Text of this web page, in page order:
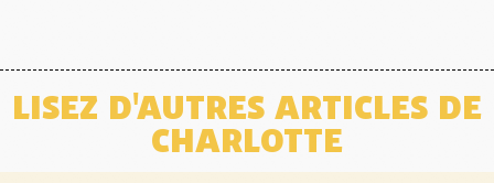
LISEZ D'AUTRES ARTICLES DE
CHARLOTTE